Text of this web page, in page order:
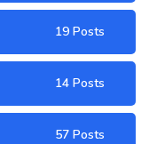
19 Posts
14 Posts
57 Posts